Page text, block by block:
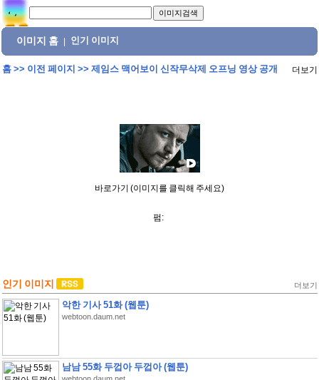
이미지 홈 인기 이미지
홈>> 이전 페이지 >> 제임스 맥어보이 신작무삭제 오프닝 영상 공개 더보기
바로가기 (이미지를 클릭해 주세요)
펌:
인기 이미지 더보기
악한 기사 51화 (웹툰)
webtoon.daum.net
남남 55화 두껍아 두껍아 (웹툰)